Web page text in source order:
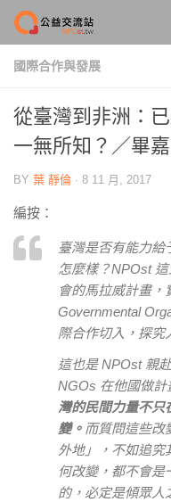
Skip to content
國際合作與發展
從臺灣到非洲：
一無所知？／畢
BY 葉 靜倫 · 8 11 月, 2017
編按：
臺灣是否有能力給
怎麼樣？NPOst
會的馬拉威計畫
Governmental
際合作切入，探究
這也是 NPOst 親
NGOs 在他國做計
灣的民間力量不只
變。 而質問這些改
外地」，不如追究
何改變，都不會
的，必定是傾眾人